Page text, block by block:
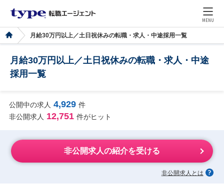
MENU
月給30万円以上／土日祝休みの転職・求人・中途採用一覧
月給30万円以上／土日祝休みの転職・求人・中途
採用一覧
公開中の求人 4,929 件
非公開求人 12,751 件がヒット
非公開求人の紹介を受ける
非公開求人とは